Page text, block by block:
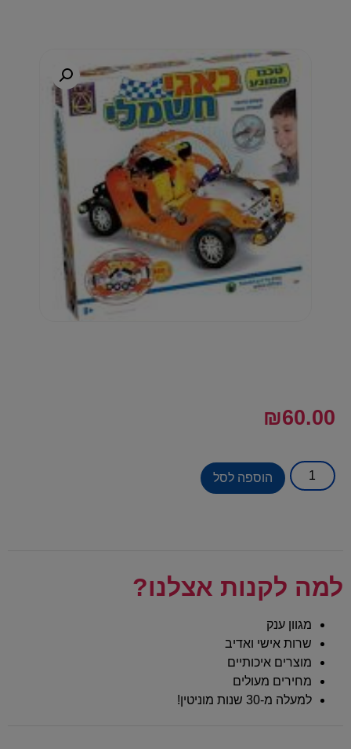
₪60.00
הוספה לסל
למה לקנות אצלנו?
מגוון ענק
שרות אישי ואדיב
מוצרים איכותיים
מחירים מעולים
למעלה מ-30 שנות מוניטין!